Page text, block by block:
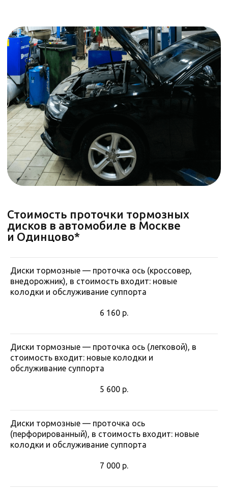
Диски тормозные — проточка ось (кроссовер,
внедорожник), в стоимость входит: новые
колодки и обслуживание суппорта
6 160 р.
Диски тормозные — проточка ось (легковой), в
стоимость входит: новые колодки и
обслуживание суппорта
5 600 р.
Диски тормозные — проточка ось
(перфорированный), в стоимость входит: новые
колодки и обслуживание суппорта
7 000 р.
Во всех филиалах Стилберг-авто
ГАРАНТИЯ
и запчасти
Гарантия 2 года или 30 тыс. км. (что